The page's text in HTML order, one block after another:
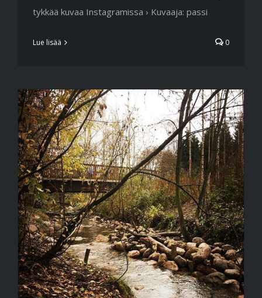
tykkää kuvaa Instagramissa › Kuvaaja: passi
Lue lisää 0